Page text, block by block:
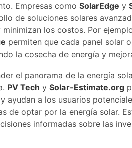
Empresas como SolarEdge y
de soluciones solares
minimizan los costos. Por
permiten que cada panel solar
la cosecha de energía y
el panorama de la energía
PV Tech y Solar-Estimate.org
ayudan a los usuarios
de optar por la energía solar.
informadas sobre las